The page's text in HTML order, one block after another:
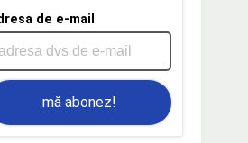
de e-mail
mă abonez!